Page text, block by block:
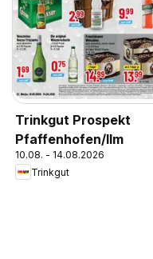
Trinkgut Prospekt
Pfaffenhofen/Ilm
10.08. - 14.08.2026
Trinkgut